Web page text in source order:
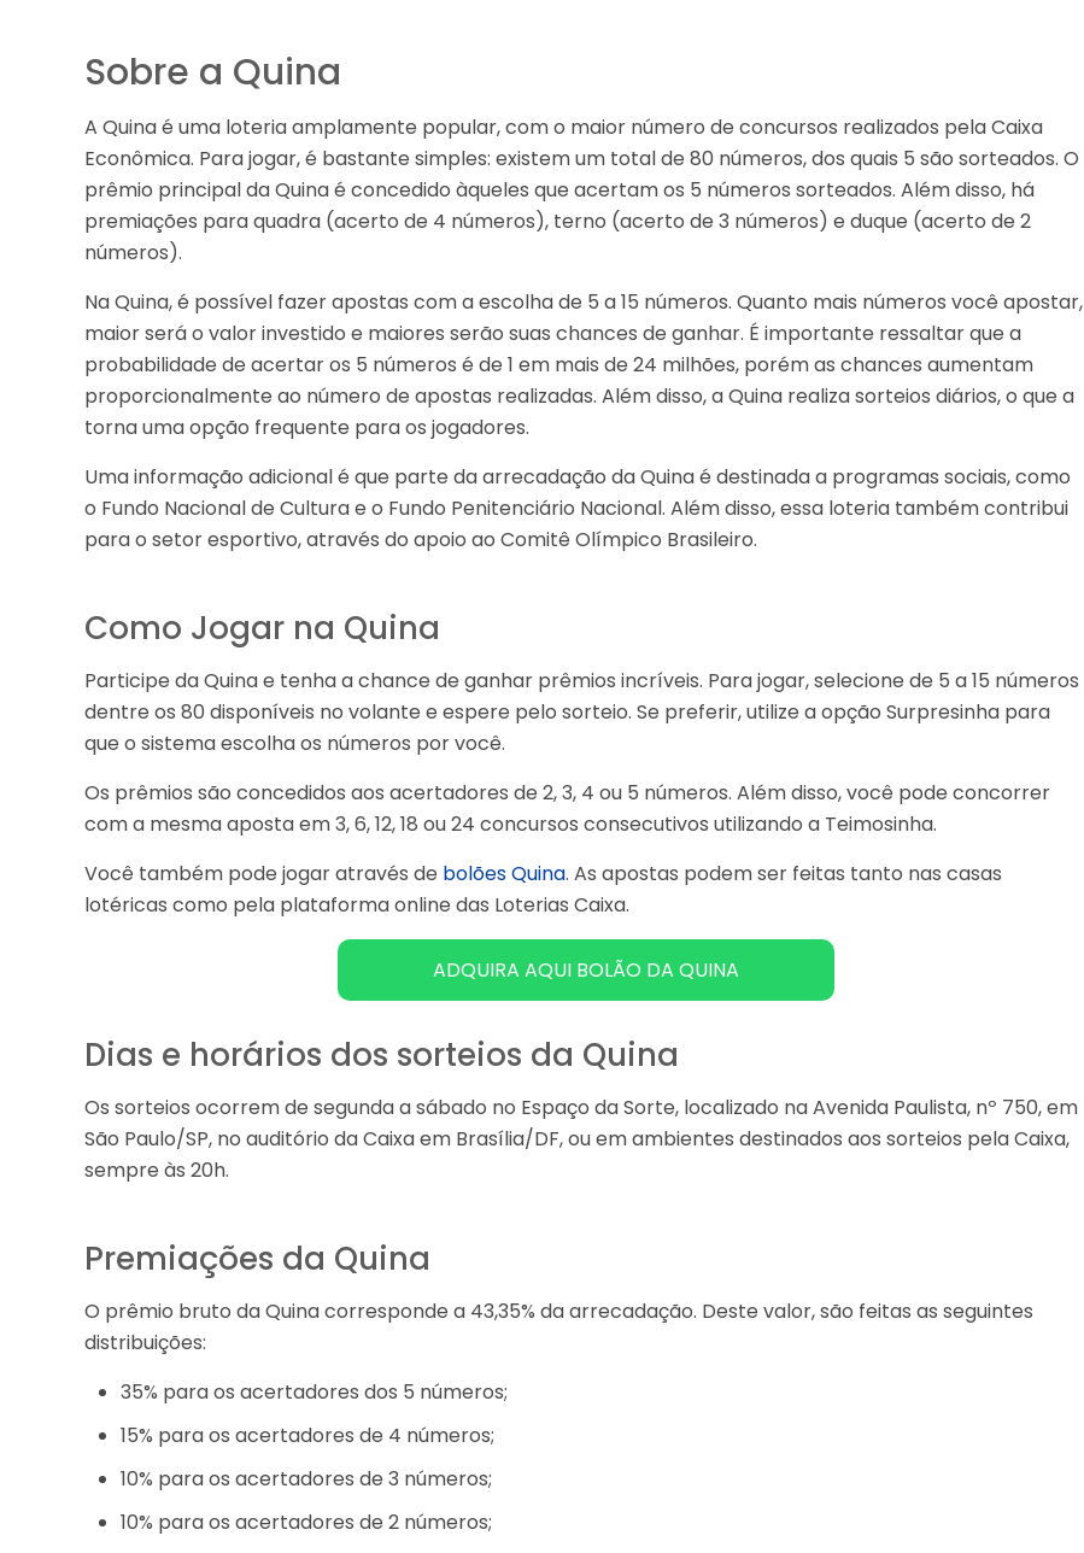
Sobre a Quina
A Quina é uma loteria amplamente popular, com o maior número de concursos realizados pela Caixa
Econômica. Para jogar, é bastante simples: existem um total de 80 números, dos quais 5 são sorteados. O
prêmio principal da Quina é concedido àqueles que acertam os 5 números sorteados. Além disso, há
premiações para quadra (acerto de 4 números), terno (acerto de 3 números) e duque (acerto de 2
números).
Na Quina, é possível fazer apostas com a escolha de 5 a 15 números. Quanto mais números você apostar,
maior será o valor investido e maiores serão suas chances de ganhar. É importante ressaltar que a
probabilidade de acertar os 5 números é de 1 em mais de 24 milhões, porém as chances aumentam
proporcionalmente ao número de apostas realizadas. Além disso, a Quina realiza sorteios diários, o que a
torna uma opção frequente para os jogadores.
Uma informação adicional é que parte da arrecadação da Quina é destinada a programas sociais, como
o Fundo Nacional de Cultura e o Fundo Penitenciário Nacional. Além disso, essa loteria também contribui
para o setor esportivo, através do apoio ao Comitê Olímpico Brasileiro.
Como Jogar na Quina
Participe da Quina e tenha a chance de ganhar prêmios incríveis. Para jogar, selecione de 5 a 15 números
dentre os 80 disponíveis no volante e espere pelo sorteio. Se preferir, utilize a opção Surpresinha para
que o sistema escolha os números por você.
Os prêmios são concedidos aos acertadores de 2, 3, 4 ou 5 números. Além disso, você pode concorrer
com a mesma aposta em 3, 6, 12, 18 ou 24 concursos consecutivos utilizando a Teimosinha.
Você também pode jogar através de bolões Quina. As apostas podem ser feitas tanto nas casas
lotéricas como pela plataforma online das Loterias Caixa.
ADQUIRA AQUI BOLÃO DA QUINA
Dias e horários dos sorteios da Quina
Os sorteios ocorrem de segunda a sábado no Espaço da Sorte, localizado na Avenida Paulista, nº 750, em
São Paulo/SP, no auditório da Caixa em Brasília/DF, ou em ambientes destinados aos sorteios pela Caixa,
sempre às 20h.
Premiações da Quina
O prêmio bruto da Quina corresponde a 43,35% da arrecadação. Deste valor, são feitas as seguintes
distribuições:
35% para os acertadores dos 5 números;
15% para os acertadores de 4 números;
10% para os acertadores de 3 números;
10% para os acertadores de 2 números;